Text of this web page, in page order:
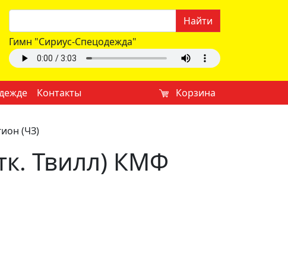
Найти
Гимн "Сириус-Спецодежда"
Контакты Корзина
(ЧЗ)
Твилл) КМФ